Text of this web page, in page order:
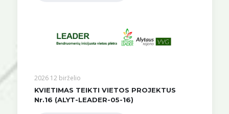
2026 12 birželio
KVIETIMAS TEIKTI VIETOS PROJEKTUS
Nr.16 (ALYT-LEADER-05-16)